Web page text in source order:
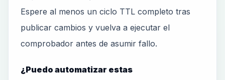
Espere al menos un ciclo TTL completo tras
publicar cambios y vuelva a ejecutar el
comprobador antes de asumir fallo.
¿Puedo automatizar estas